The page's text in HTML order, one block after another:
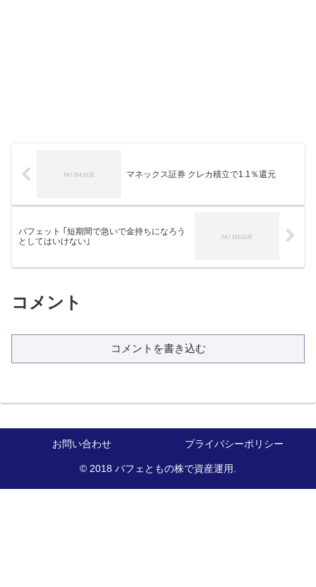
マネックス証券 クレカ積立で1.1％還元
バフェット ｢短期間で急いで金持ちになろう
としてはいけない｣
コメント
コメントを書き込む
お問い合わせ プライバシーポリシー
© 2018 バフェともの株で資産運用.